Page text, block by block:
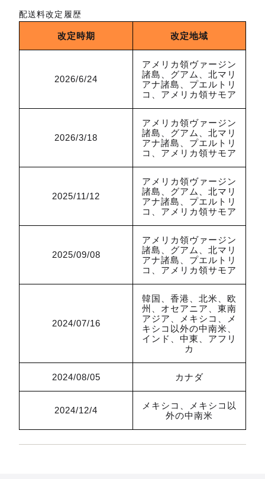
配送料改定履歴
改定時期 改定地域
2026/6/24
アメリカ領ヴァージン
諸島、グアム、北マリ
アナ諸島、プエルトリ
コ、アメリカ領サモア
2026/3/18
アメリカ領ヴァージン
諸島、グアム、北マリ
アナ諸島、プエルトリ
コ、アメリカ領サモア
2025/11/12
アメリカ領ヴァージン
諸島、グアム、北マリ
アナ諸島、プエルトリ
コ、アメリカ領サモア
2025/09/08
アメリカ領ヴァージン
諸島、グアム、北マリ
アナ諸島、プエルトリ
コ、アメリカ領サモア
2024/07/16
韓国、香港、北米、欧
州、オセアニア、東南
アジア、メキシコ、メ
キシコ以外の中南米、
インド、中東、アフリ
カ
2024/08/05 カナダ
2024/12/4
メキシコ、メキシコ以
外の中南米